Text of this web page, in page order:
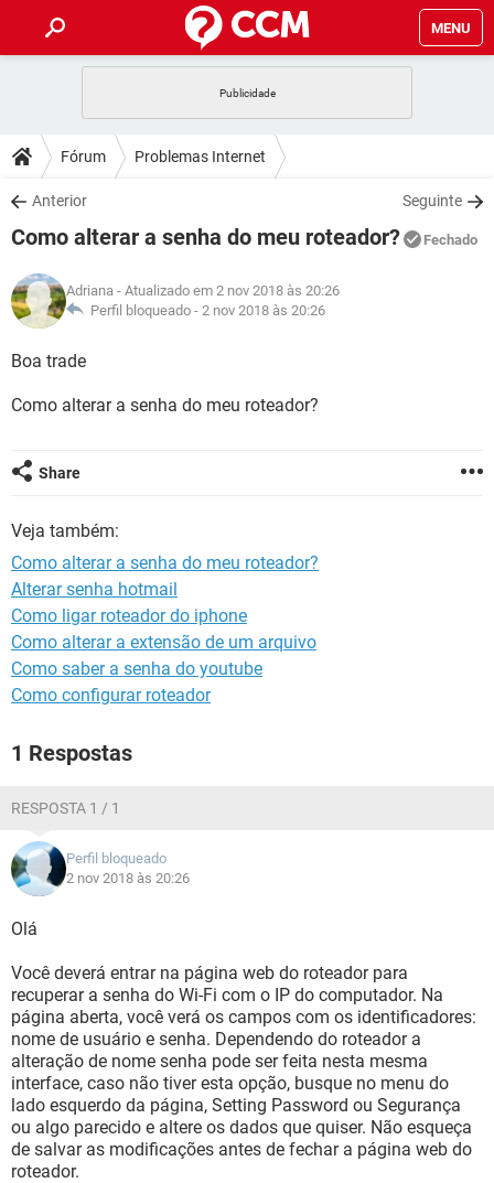
MENU
CELULAR FACEBOOK
OUTLOOK
INSTAGRAM GMAIL
GUIA DE COMPRAS
DICAS
JOGOS WHATSAPP
INSTAGRAM GMAIL
GUIA DE COMPRAS
DOWNLOADS
JOGOS WHATSAPP
CELULAR
OUTLOOK EXCEL
INSTAGRAM
JOGOS WHATSAPP
CELULAR
OUTLOOK
INSTAGRAM GMAIL
GLOSSÁRIO
INSTAGRAM
Fórum Problemas Internet
Anterior Seguinte
Como alterar a senha do meu roteador? Fechado
Adriana - Atualizado em 2 nov 2018 às 20:26
Perfil bloqueado - 2 nov 2018 às 20:26
Boa trade
Como alterar a senha do meu roteador?
Share
Veja também:
Como alterar a senha do meu roteador?
Alterar senha hotmail
Como ligar roteador do iphone
Como alterar a extensão de um arquivo
Como saber a senha do youtube
Como configurar roteador
1 Respostas
RESPOSTA 1 / 1
Perfil bloqueado
2 nov 2018 às 20:26
Olá
Você deverá entrar na página web do roteador para
recuperar a senha do Wi-Fi com o IP do computador. Na
página aberta, você verá os campos com os identificadores:
nome de usuário e senha. Dependendo do roteador a
alteração de nome senha pode ser feita nesta mesma
interface, caso não tiver esta opção, busque no menu do
lado esquerdo da página, Setting Password ou Segurança
ou algo parecido e altere os dados que quiser. Não esqueça
de salvar as modificações antes de fechar a página web do
roteador.